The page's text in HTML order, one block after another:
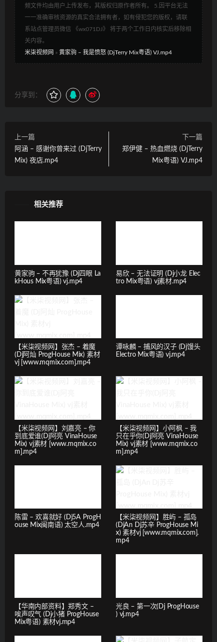
频文件均由用户上传发布，其版权归原作者所有。 5.因平台无法
一一准确审核资源的真实合法拥有者，如有侵犯您的版权，请联
系站点管理员微信 《wx071DJ》 将于两个工作日内核实后移除相
关内容。
米柒视频网 » 黄家驹 – 我是愤怒 (DjTerry Mix粤语) VJ.mp4
分享到：
上一篇
阿涵 – 感谢你曾来过 (DjTerry
Mix) 夜店.mp4
下一篇
郑伊健 – 热血燃烧 (DjTerry
Mix粤语) VJ.mp4
相关推荐
黄家驹 – 不再犹豫 (Dj四眼 La
kHous Mix粤语) vj.mp4
易欣 – 无法证明 (Dj小龙 Elec
tro Mix粤语) vj素材.mp4
【米柒视频网】张杰 – 着魔
(Dj阿灿 ProgHouse Mix) 素材
vj [www.mqmix.com].mp4
谭咏麟 – 捕风的汉子 (Dj馒头
Electro Mix粤语) vj.mp4
【米柒视频网】刘嘉亮 – 你
到底爱谁(Dj阿亮 VinaHouse
Mix) vj素材 [www.mqmix.co
m].mp4
【米柒视频网】小阿枫 – 我
只在乎你(Dj阿亮 VinaHouse
Mix) vj素材 [www.mqmix.co
m].mp4
陈雷 – 欢喜就好 (Dj5A ProgH
ouse Mix闽南语) 太空人.mp4
【米柒视频网】胜屿 – 孤岛
(DjAn Dj苏辛 ProgHouse Mi
x) 素材vj [www.mqmix.com].
mp4
【华南内部资料】郑秀文 –
唉声叹气 (Dj小猪 ProgHouse
Mix粤语) 素材vj.mp4
光良 – 第一次(Dj ProgHouse
) vj.mp4